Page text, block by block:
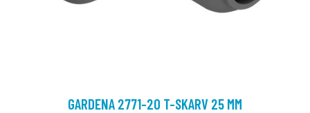
GARDENA 2771-20 T-SKARV 25 MM